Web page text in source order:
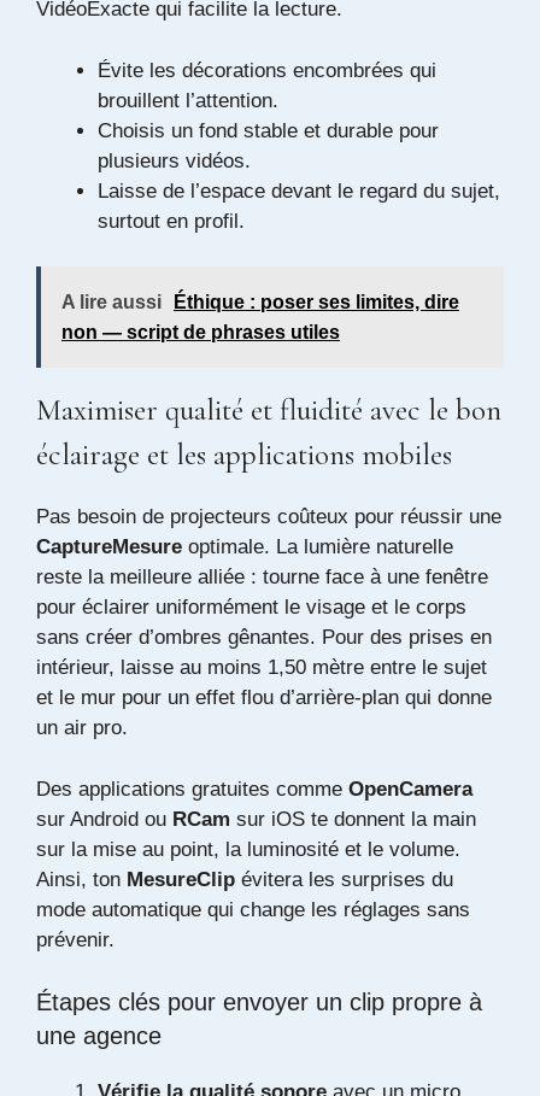
VidéoExacte qui facilite la lecture.
Évite les décorations encombrées qui
brouillent l’attention.
Choisis un fond stable et durable pour
plusieurs vidéos.
Laisse de l’espace devant le regard du sujet,
surtout en profil.
A lire aussi
Éthique : poser ses limites, dire
non — script de phrases utiles
Maximiser qualité et fluidité avec le bon
éclairage et les applications mobiles
Pas besoin de projecteurs coûteux pour réussir une
CaptureMesure optimale. La lumière naturelle
reste la meilleure alliée : tourne face à une fenêtre
pour éclairer uniformément le visage et le corps
sans créer d’ombres gênantes. Pour des prises en
intérieur, laisse au moins 1,50 mètre entre le sujet
et le mur pour un effet flou d’arrière-plan qui donne
un air pro.
Des applications gratuites comme OpenCamera
sur Android ou RCam sur iOS te donnent la main
sur la mise au point, la luminosité et le volume.
Ainsi, ton MesureClip évitera les surprises du
mode automatique qui change les réglages sans
prévenir.
Étapes clés pour envoyer un clip propre à
une agence